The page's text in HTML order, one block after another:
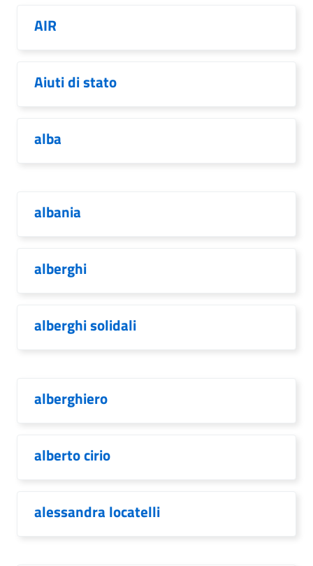
AIR
Aiuti di stato
alba
albania
alberghi
alberghi solidali
alberghiero
alberto cirio
alessandra locatelli